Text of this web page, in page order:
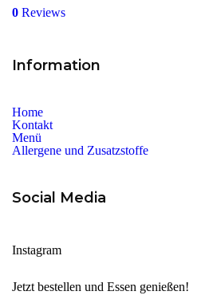
0 Reviews
Information
Home
Kontakt
Menü
Allergene und Zusatzstoffe
Social Media
Instagram
Jetzt bestellen und Essen genießen!